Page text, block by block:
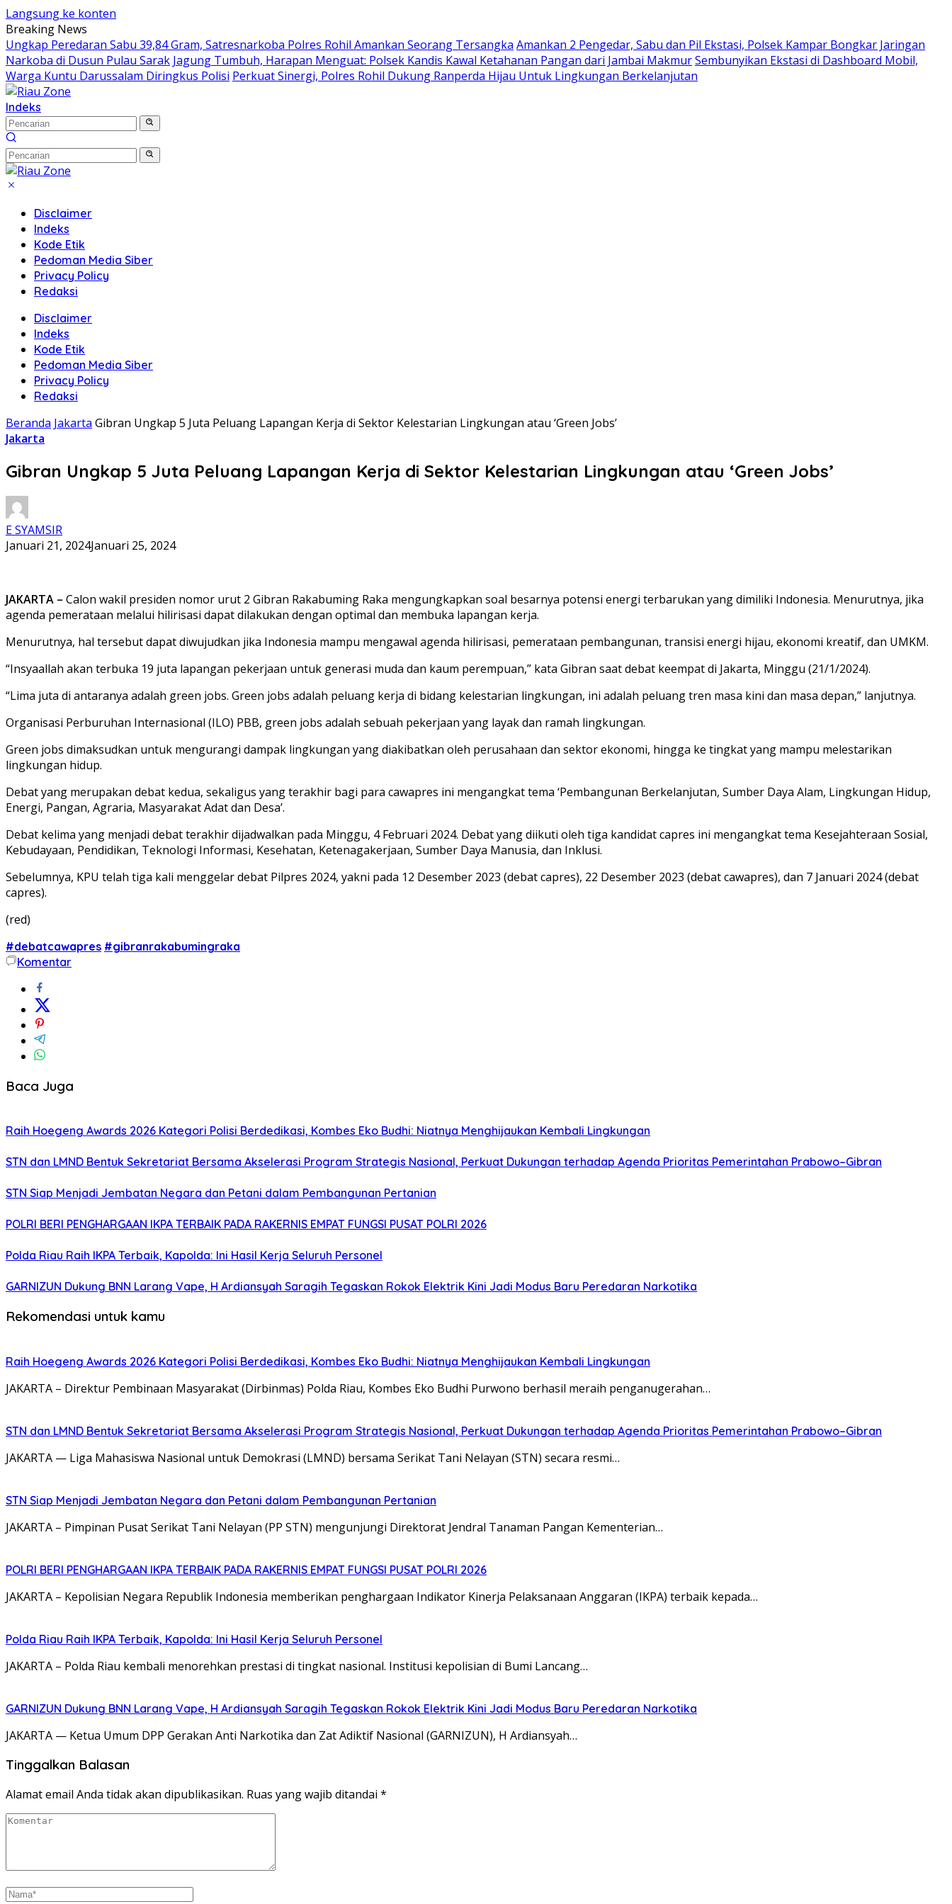
Langsung ke konten
Breaking News
Ungkap Peredaran Sabu 39,84 Gram, Satresnarkoba Polres Rohil Amankan Seorang Tersangka Amankan 2 Pengedar, Sabu dan Pil Ekstasi, Polsek Kampar Bongkar Jaringan
Narkoba di Dusun Pulau Sarak Jagung Tumbuh, Harapan Menguat: Polsek Kandis Kawal Ketahanan Pangan dari Jambai MakmurSembunyikan Ekstasi di Dashboard Mobil,
Warga Kuntu Darussalam Diringkus Polisi Perkuat Sinergi, Polres Rohil Dukung Ranperda Hijau Untuk Lingkungan Berkelanjutan
Indeks
Disclaimer
Indeks
Kode Etik
Pedoman Media Siber
Privacy Policy
Redaksi
Disclaimer
Indeks
Kode Etik
Pedoman Media Siber
Privacy Policy
Redaksi
Beranda Jakarta Gibran Ungkap 5 Juta Peluang Lapangan Kerja di Sektor Kelestarian Lingkungan atau ‘Green Jobs’
Jakarta
Gibran Ungkap 5 Juta Peluang Lapangan Kerja di Sektor Kelestarian Lingkungan atau ‘Green Jobs’
E SYAMSIR
Januari 21, 2024Januari 25, 2024
JAKARTA – Calon wakil presiden nomor urut 2 Gibran Rakabuming Raka mengungkapkan soal besarnya potensi energi terbarukan yang dimiliki Indonesia. Menurutnya, jika
agenda pemerataan melalui hilirisasi dapat dilakukan dengan optimal dan membuka lapangan kerja.
Menurutnya, hal tersebut dapat diwujudkan jika Indonesia mampu mengawal agenda hilirisasi, pemerataan pembangunan, transisi energi hijau, ekonomi kreatif, dan UMKM.
“Insyaallah akan terbuka 19 juta lapangan pekerjaan untuk generasi muda dan kaum perempuan,” kata Gibran saat debat keempat di Jakarta, Minggu (21/1/2024).
“Lima juta di antaranya adalah green jobs. Green jobs adalah peluang kerja di bidang kelestarian lingkungan, ini adalah peluang tren masa kini dan masa depan,” lanjutnya.
Organisasi Perburuhan Internasional (ILO) PBB, green jobs adalah sebuah pekerjaan yang layak dan ramah lingkungan.
Green jobs dimaksudkan untuk mengurangi dampak lingkungan yang diakibatkan oleh perusahaan dan sektor ekonomi, hingga ke tingkat yang mampu melestarikan
lingkungan hidup.
Debat yang merupakan debat kedua, sekaligus yang terakhir bagi para cawapres ini mengangkat tema ‘Pembangunan Berkelanjutan, Sumber Daya Alam, Lingkungan Hidup,
Energi, Pangan, Agraria, Masyarakat Adat dan Desa’.
Debat kelima yang menjadi debat terakhir dijadwalkan pada Minggu, 4 Februari 2024. Debat yang diikuti oleh tiga kandidat capres ini mengangkat tema Kesejahteraan Sosial,
Kebudayaan, Pendidikan, Teknologi Informasi, Kesehatan, Ketenagakerjaan, Sumber Daya Manusia, dan Inklusi.
Sebelumnya, KPU telah tiga kali menggelar debat Pilpres 2024, yakni pada 12 Desember 2023 (debat capres), 22 Desember 2023 (debat cawapres), dan 7 Januari 2024 (debat
capres).
(red)
#debatcawapres #gibranrakabumingraka
Komentar
Baca Juga
Raih Hoegeng Awards 2026 Kategori Polisi Berdedikasi, Kombes Eko Budhi: Niatnya Menghijaukan Kembali Lingkungan
STN dan LMND Bentuk Sekretariat Bersama Akselerasi Program Strategis Nasional, Perkuat Dukungan terhadap Agenda Prioritas Pemerintahan Prabowo–Gibran
STN Siap Menjadi Jembatan Negara dan Petani dalam Pembangunan Pertanian
POLRI BERI PENGHARGAAN IKPA TERBAIK PADA RAKERNIS EMPAT FUNGSI PUSAT POLRI 2026
Polda Riau Raih IKPA Terbaik, Kapolda: Ini Hasil Kerja Seluruh Personel
GARNIZUN Dukung BNN Larang Vape, H Ardiansyah Saragih Tegaskan Rokok Elektrik Kini Jadi Modus Baru Peredaran Narkotika
Rekomendasi untuk kamu
Raih Hoegeng Awards 2026 Kategori Polisi Berdedikasi, Kombes Eko Budhi: Niatnya Menghijaukan Kembali Lingkungan
JAKARTA – Direktur Pembinaan Masyarakat (Dirbinmas) Polda Riau, Kombes Eko Budhi Purwono berhasil meraih penganugerahan…
STN dan LMND Bentuk Sekretariat Bersama Akselerasi Program Strategis Nasional, Perkuat Dukungan terhadap Agenda Prioritas Pemerintahan Prabowo–Gibran
JAKARTA — Liga Mahasiswa Nasional untuk Demokrasi (LMND) bersama Serikat Tani Nelayan (STN) secara resmi…
STN Siap Menjadi Jembatan Negara dan Petani dalam Pembangunan Pertanian
JAKARTA – Pimpinan Pusat Serikat Tani Nelayan (PP STN) mengunjungi Direktorat Jendral Tanaman Pangan Kementerian…
POLRI BERI PENGHARGAAN IKPA TERBAIK PADA RAKERNIS EMPAT FUNGSI PUSAT POLRI 2026
JAKARTA – Kepolisian Negara Republik Indonesia memberikan penghargaan Indikator Kinerja Pelaksanaan Anggaran (IKPA) terbaik kepada…
Polda Riau Raih IKPA Terbaik, Kapolda: Ini Hasil Kerja Seluruh Personel
JAKARTA – Polda Riau kembali menorehkan prestasi di tingkat nasional. Institusi kepolisian di Bumi Lancang…
GARNIZUN Dukung BNN Larang Vape, H Ardiansyah Saragih Tegaskan Rokok Elektrik Kini Jadi Modus Baru Peredaran Narkotika
JAKARTA — Ketua Umum DPP Gerakan Anti Narkotika dan Zat Adiktif Nasional (GARNIZUN), H Ardiansyah…
Tinggalkan Balasan
Alamat email Anda tidak akan dipublikasikan. Ruas yang wajib ditandai *